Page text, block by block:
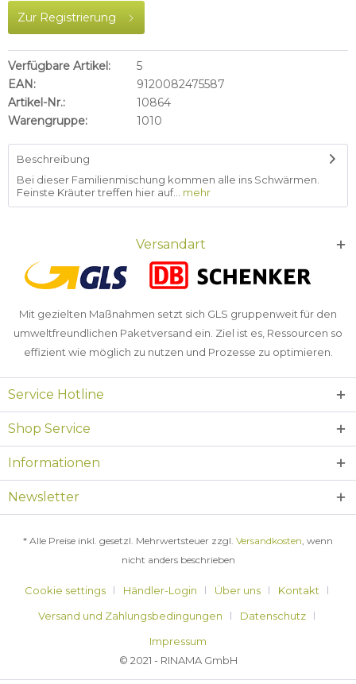
Zur Registrierung
Verfügbare Artikel:
5
EAN:
9120082475587
Artikel-Nr.:
10864
Warengruppe:
1010
Beschreibung
Bei dieser Familienmischung kommen alle ins Schwärmen.
Feinste Kräuter treffen hier auf...
mehr
Versandart
Mit gezielten Maßnahmen setzt sich GLS gruppenweit für den
umweltfreundlichen Paketversand ein. Ziel ist es, Ressourcen so
effizient wie möglich zu nutzen und Prozesse zu optimieren.
Service Hotline
Shop Service
Informationen
Newsletter
* Alle Preise inkl. gesetzl. Mehrwertsteuer zzgl. Versandkosten, wenn
nicht anders beschrieben
Cookie settings Händler-Login Über uns
Kontakt
Versand und Zahlungsbedingungen
Datenschutz
Impressum
© 2021 - RINAMA GmbH